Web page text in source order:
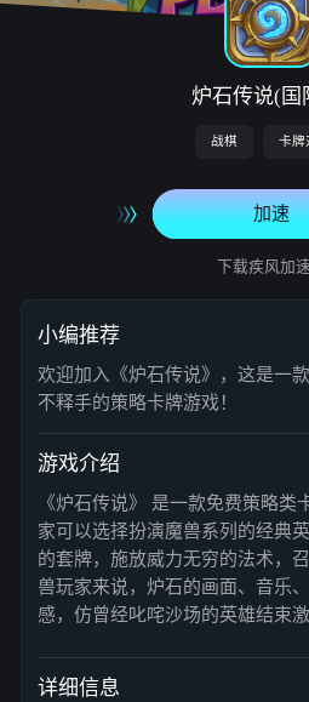
炉石传说(国
战棋 卡牌
加速
下载疾风加
小编推荐
欢迎加入《炉石传说》，这是一
不释手的策略卡牌游戏！
游戏介绍
《炉石传说》 是一款免费策略类
家可以选择扮演魔兽系列的经典
的套牌，施放威力无穷的法术，
兽玩家来说，炉石的画面、音乐
感，仿曾经叱咤沙场的英雄结束
详细信息